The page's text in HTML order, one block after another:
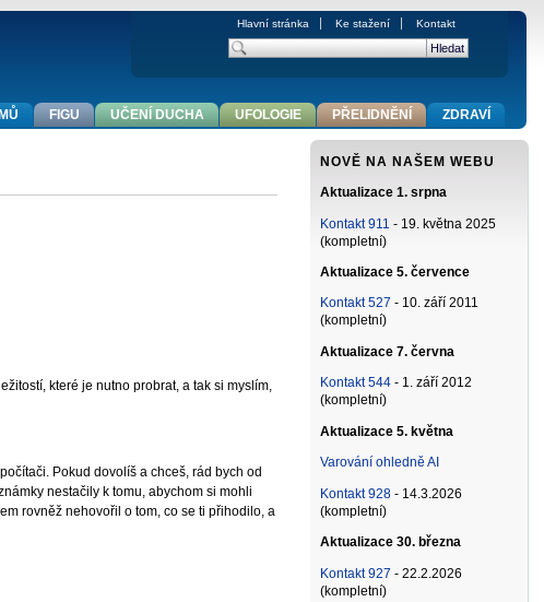
Hlavní stránka Ke stažení Kontakt
které je nutno probrat, a tak si myslím,
Pokud dovolíš a chceš, rád bych od
nestačily k tomu, abychom si mohli
rovněž nehovořil o tom, co se ti přihodilo, a
FIGU UČENÍ DUCHA UFOLOGIE PŘELIDNĚNÍ ZDRAVÍ
NOVĚ NA NAŠEM WEBU
Aktualizace 1. srpna
Kontakt 911 - 19. května 2025
(kompletní)
Aktualizace 5. července
Kontakt 527 - 10. září 2011
(kompletní)
Aktualizace 7. června
Kontakt 544- 1. září 2012
(kompletní)
Aktualizace 5. května
Varování ohledně AI
Kontakt 928- 14.3.2026
(kompletní)
Aktualizace 30. března
Kontakt 927 - 22.2.2026
(kompletní)